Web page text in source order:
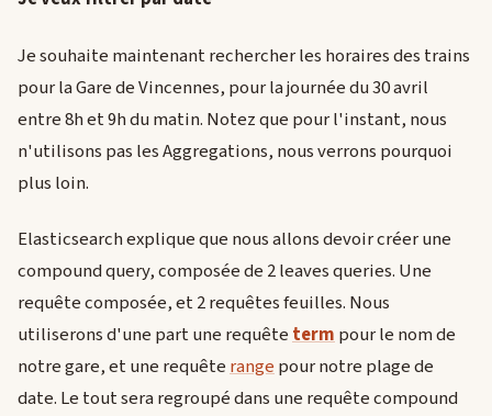
Je souhaite maintenant rechercher les horaires des trains
pour la Gare de Vincennes, pour la journée du 30 avril
entre 8h et 9h du matin. Notez que pour l'instant, nous
n'utilisons pas les Aggregations, nous verrons pourquoi
plus loin.
Elasticsearch explique que nous allons devoir créer une
compound query, composée de 2 leaves queries. Une
requête composée, et 2 requêtes feuilles. Nous
utiliserons d'une part une requêtetermpour le nom de
notre gare, et une requêterangepour notre plage de
date. Le tout sera regroupé dans une requête compound